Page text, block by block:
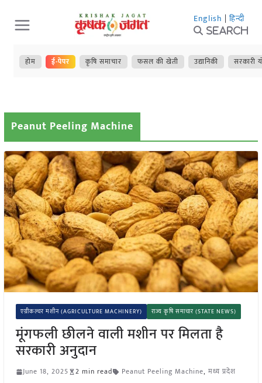
Skip
to
content
English | हिन्दी
Search
होम ई-पेपर कृषि समाचार फसल की खेती उद्यानिकी सरकारी
Peanut Peeling Machine
एग्रीकल्चर मशीन (AGRICULTURE MACHINERY) राज्य कृषि समाचार (STATE NEWS)
मूंगफली छीलने वाली मशीन पर मिलता है
सरकारी अनुदान
June 18, 2025 2 min read Peanut Peeling Machine, मध्य प्रदेश